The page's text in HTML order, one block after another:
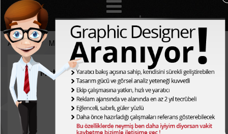
Anasayfa Müşteriler Ceviz Matbaa
Ceviz Matbaa